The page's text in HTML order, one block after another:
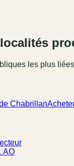
les plus
Chabrillan
AO